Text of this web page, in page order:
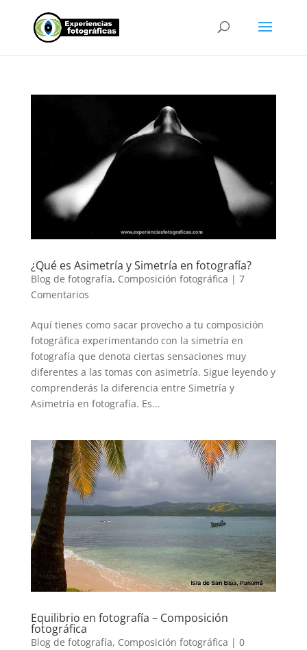
¿Qué es Asimetría y Simetría en fotografía?
Blog de fotografía, Composición fotográfica | 7
Comentarios
Aquí tienes como sacar provecho a tu composición
fotográfica experimentando con la simetría en
fotografía que denota ciertas sensaciones muy
diferentes a las tomas con asimetría. Sigue leyendo y
comprenderás la diferencia entre Simetría y
Asimetría en fotografía. Es...
Equilibrio en fotografía – Composición
fotográfica
Blog de fotografía, Composición fotográfica | 0